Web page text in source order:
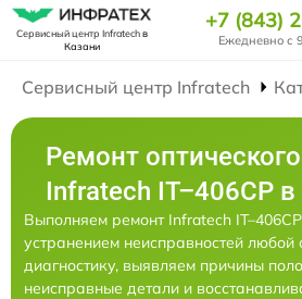
Сервисный центр Infratechв
Казани
+7 (843)
Ежедневно с
Сервисный центр Infratech
Ремонт
Infratech IT–406СP в
Выполняем ремонт Infratech
устранением неисправностей
диагностику, выявляем причины
неисправные детали и